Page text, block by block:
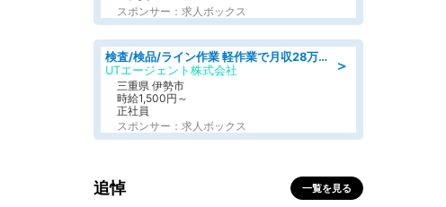
スポンサー：求人ボックス
＞
検査/検品/ライン作業 軽作業で月収28万円可 センサー部品の箱詰め 日勤 土日休
UTエージェント株式会社
三重県 伊勢市
時給1,500円～
正社員
スポンサー：求人ボックス
追悼 一覧を見る